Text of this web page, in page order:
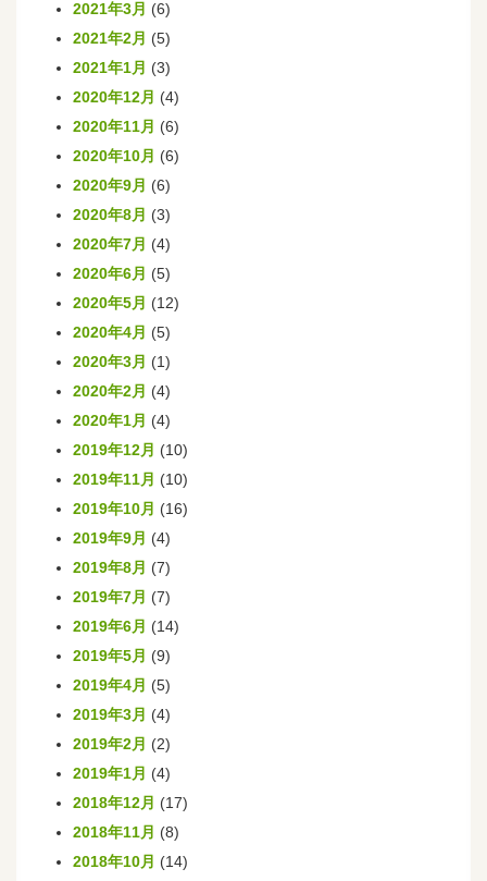
2021年3月 (6)
2021年2月 (5)
2021年1月 (3)
2020年12月 (4)
2020年11月 (6)
2020年10月 (6)
2020年9月 (6)
2020年8月 (3)
2020年7月 (4)
2020年6月 (5)
2020年5月 (12)
2020年4月 (5)
2020年3月 (1)
2020年2月 (4)
2020年1月 (4)
2019年12月 (10)
2019年11月 (10)
2019年10月 (16)
2019年9月 (4)
2019年8月 (7)
2019年7月 (7)
2019年6月 (14)
2019年5月 (9)
2019年4月 (5)
2019年3月 (4)
2019年2月 (2)
2019年1月 (4)
2018年12月 (17)
2018年11月 (8)
2018年10月 (14)